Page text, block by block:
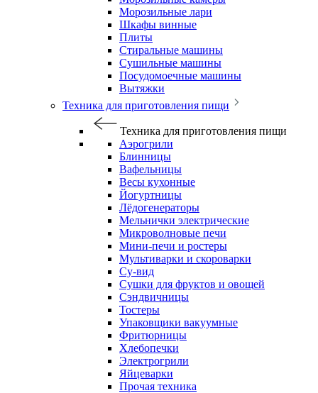
Морозильные лари
Шкафы винные
Плиты
Стиральные машины
Сушильные машины
Посудомоечные машины
Вытяжки
Техника для приготовления пищи
Техника для приготовления пищи
Аэрогрили
Блинницы
Вафельницы
Весы кухонные
Йогуртницы
Лёдогенераторы
Мельнички электрические
Микроволновые печи
Мини-печи и ростеры
Мультиварки и скороварки
Су-вид
Сушки для фруктов и овощей
Сэндвичницы
Тостеры
Упаковщики вакуумные
Фритюрницы
Хлебопечки
Электрогрили
Яйцеварки
Прочая техника